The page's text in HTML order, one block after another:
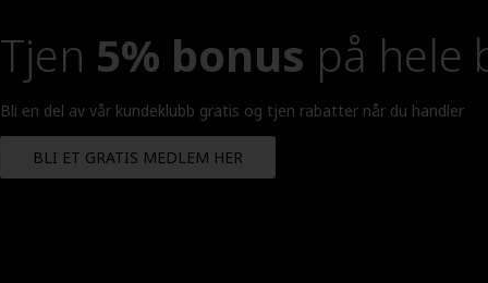
Tjen 5% bonus på hele
Bli en del av vår kundeklubb gratis og tjen rabatter når du handler
BLI ET GRATIS MEDLEM HER